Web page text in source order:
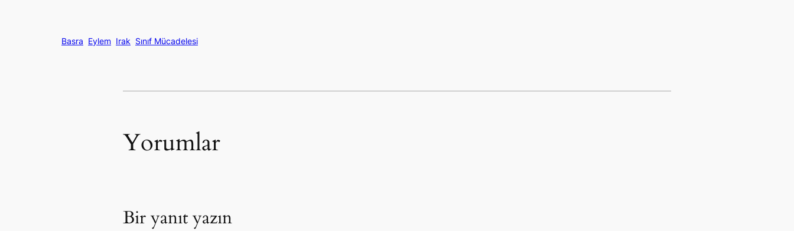
Basra Eylem Irak Sınıf Mücadelesi
Yorumlar
Bir yanıt yazın